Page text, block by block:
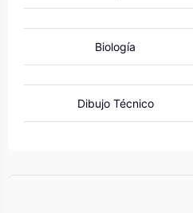
Biología
Dibujo Técnico